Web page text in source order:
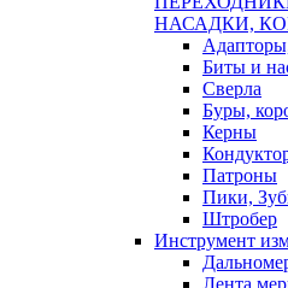
НАСАДКИ,
Биты и
Сверла
Буры,
Керны
Патроны
Пики,
Штробер
Инструмент
Лента